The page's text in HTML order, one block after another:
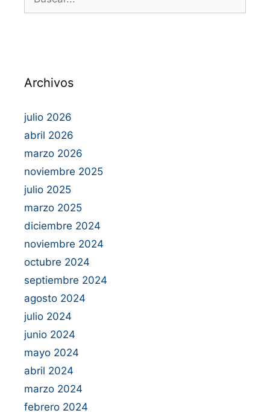
Archivos
julio 2026
abril 2026
marzo 2026
noviembre 2025
julio 2025
marzo 2025
diciembre 2024
noviembre 2024
octubre 2024
septiembre 2024
agosto 2024
julio 2024
junio 2024
mayo 2024
abril 2024
marzo 2024
febrero 2024